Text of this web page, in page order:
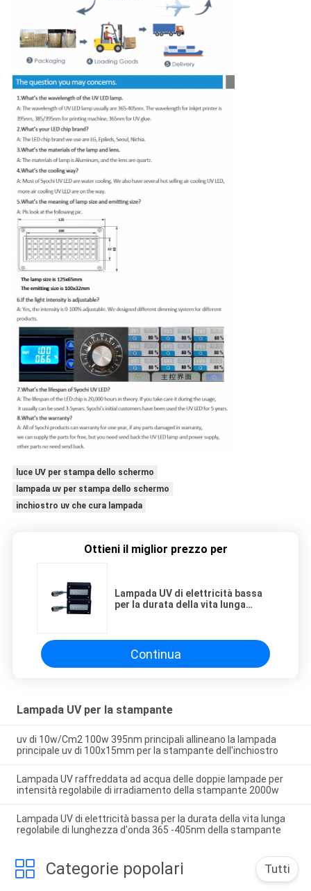
luce UV per stampa dello schermo
lampada uv per stampa dello schermo
inchiostro uv che cura lampada
Ottieni il miglior prezzo per
Lampada UV di elettricità bassa
per la durata della vita lunga
Continua
Lampada UV per la stampante
uv di 10w/Cm2 100w 395nm principali allineano la lampada
principale uv di 100x15mm per la stampante dell'inchiostro
Lampada UV raffreddata ad acqua delle doppie lampade per
intensità regolabile di irradiamento della stampante 2000w
Lampada UV di elettricità bassa per la durata della vita lunga
regolabile di lunghezza d'onda 365 -405nm della stampante
Categorie popolari Tutti